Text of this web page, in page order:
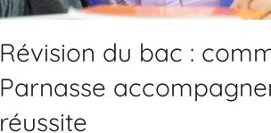
Révision du bac :
Parnasse
réussite